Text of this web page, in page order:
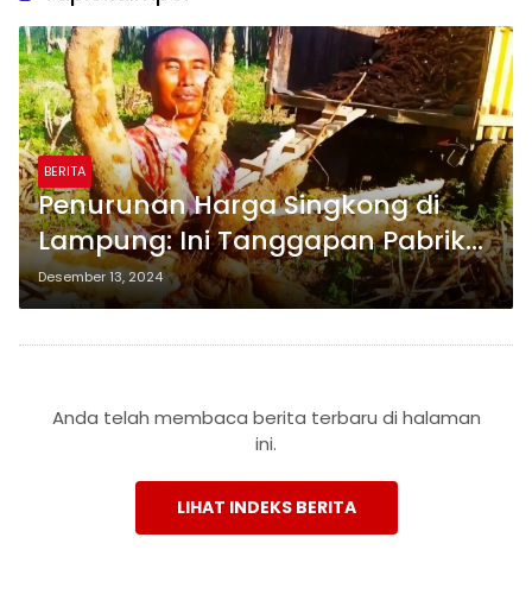
BERITA
Penurunan Harga Singkong di
Lampung: Ini Tanggapan Pabrik
Tepung Tapioka
Desember 13, 2024
Anda telah membaca berita terbaru di halaman
ini.
LIHAT INDEKS BERITA